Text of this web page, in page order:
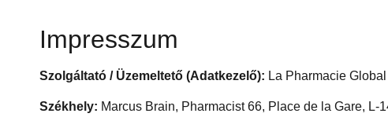
Impresszum
Szolgáltató / Üzemeltető (Adatkezelő): La Pharmacie
Székhely: Marcus Brain, Pharmacist 66, Place de la Gare, L-